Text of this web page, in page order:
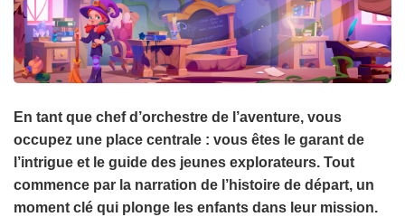
En tant que chef d’orchestre de l’aventure, vous
occupez une place centrale : vous êtes le garant de
l’intrigue et le guide des jeunes explorateurs. Tout
commence par la narration de l’histoire de départ, un
moment clé qui plonge les enfants dans leur mission.